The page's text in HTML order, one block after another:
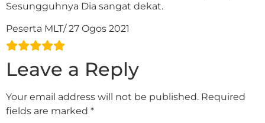
Sesungguhnya Dia sangat dekat.
Peserta MLT/ 27 Ogos 2021
Leave a Reply
Your email address will not be published. Required
fields are marked *